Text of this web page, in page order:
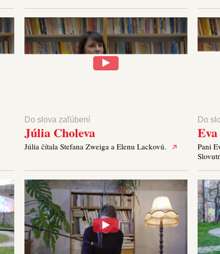
Do slova zaľúbení
Júlia Choleva
Júlia čítala Stefana Zweiga a Elenu Lackovú.
Do
Pani